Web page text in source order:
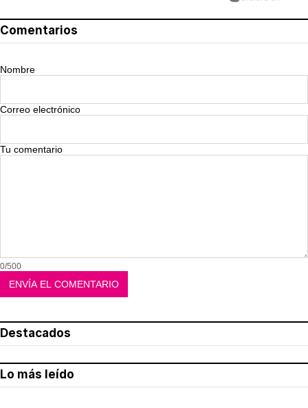
Comentarios
Nombre
Correo electrónico
Tu comentario
0/500
Destacados
Lo más leído